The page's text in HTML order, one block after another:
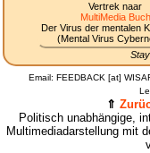
Vertrek naar
MultiMedia Buch
Der Virus der mentalen
(Mental Virus
Email: FEEDBACK [at]
⇑
Politisch unabhängige,
Multimediadarstellung mit